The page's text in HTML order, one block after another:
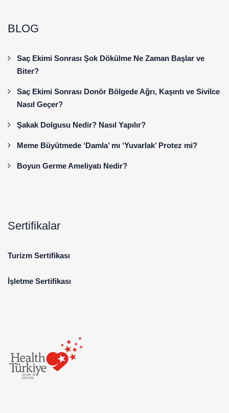
BLOG
Saç Ekimi Sonrası Şok Dökülme Ne Zaman Başlar ve
Biter?
Saç Ekimi Sonrası Donör Bölgede Ağrı, Kaşıntı ve Sivilce
Nasıl Geçer?
Şakak Dolgusu Nedir? Nasıl Yapılır?
Meme Büyütmede ‘Damla’ mı ‘Yuvarlak’ Protez mi?
Boyun Germe Ameliyatı Nedir?
Sertifikalar
Turizm Sertifikası
İşletme Sertifikası